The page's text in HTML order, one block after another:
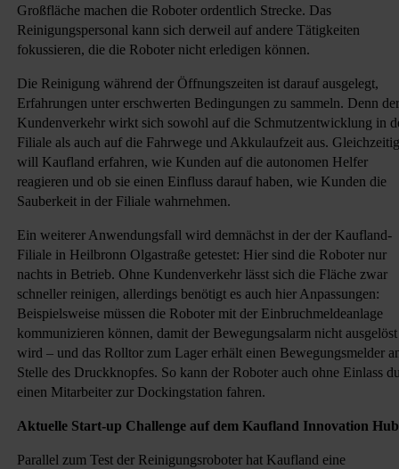
Großfläche machen die Roboter ordentlich Strecke. Das
Reinigungspersonal kann sich derweil auf andere Tätigkeiten
fokussieren, die die Roboter nicht erledigen können.
Die Reinigung während der Öffnungszeiten ist darauf ausgelegt,
Erfahrungen unter erschwerten Bedingungen zu sammeln. Denn der
Kundenverkehr wirkt sich sowohl auf die Schmutzentwicklung in
Filiale als auch auf die Fahrwege und Akkulaufzeit aus. Gleichzeitig
will Kaufland erfahren, wie Kunden auf die autonomen Helfer
reagieren und ob sie einen Einfluss darauf haben, wie Kunden die
Sauberkeit in der Filiale wahrnehmen.
Ein weiterer Anwendungsfall wird demnächst in der der Kaufland-
Filiale in Heilbronn Olgastraße getestet: Hier sind die Roboter nur
nachts in Betrieb. Ohne Kundenverkehr lässt sich die Fläche zwar
schneller reinigen, allerdings benötigt es auch hier Anpassungen:
Beispielsweise müssen die Roboter mit der Einbruchmeldeanlage
kommunizieren können, damit der Bewegungsalarm nicht ausgelöst
wird – und das Rolltor zum Lager erhält einen Bewegungsmelder
Stelle des Druckknopfes. So kann der Roboter auch ohne Einlass
einen Mitarbeiter zur Dockingstation fahren.
Aktuelle Start-up Challenge auf dem Kaufland Innovation Hub
Parallel zum Test der Reinigungsroboter hat Kaufland eine